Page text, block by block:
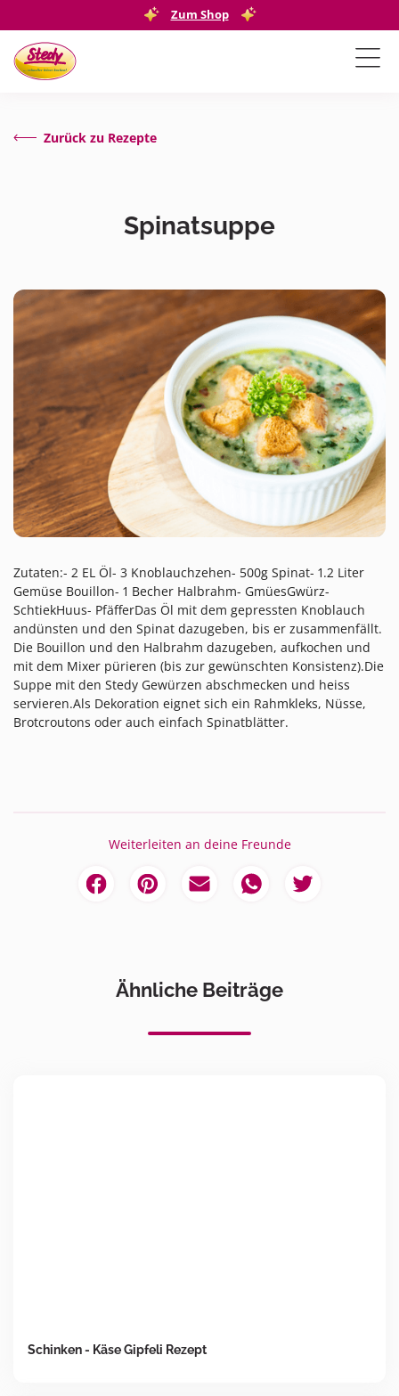
Zum Shop
Zurück zu Rezepte
Spinatsuppe
Zutaten:- 2 EL Öl- 3 Knoblauchzehen- 500g Spinat- 1.2 Liter
Gemüse Bouillon- 1 Becher Halbrahm- GmüesGwürz-
SchtiekHuus- PfäfferDas Öl mit dem gepressten Knoblauch
andünsten und den Spinat dazugeben, bis er zusammenfällt.
Die Bouillon und den Halbrahm dazugeben, aufkochen und
mit dem Mixer pürieren (bis zur gewünschten Konsistenz).Die
Suppe mit den Stedy Gewürzen abschmecken und heiss
servieren.Als Dekoration eignet sich ein Rahmkleks, Nüsse,
Brotcroutons oder auch einfach Spinatblätter.
Weiterleiten an deine Freunde
Ähnliche Beiträge
Schinken - Käse Gipfeli Rezept